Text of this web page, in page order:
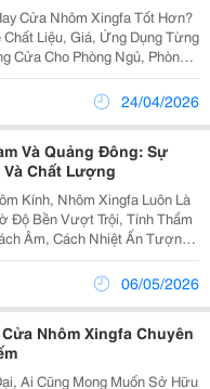
Cửa Nhôm Xingfa Tốt Hơn?
Liệu, Giá, Ứng Dụng Từng
Cửa Cho Phòng Ngủ, Phòng
Sai, Lãng Phí Tiền. Cửa
Nhôm Xingfa Đều Là24/04/2026
Và Quảng Đông: Sự
Và Chất Lượng
Kính, Nhôm Xingfa Luôn Là
Độ Bền Vượt Trội, Tính Thẩm
Âm, Cách Nhiệt Ấn Tượng.
Hai Dòng Sản Phẩm Phổ Biến
Nhôm Xingfa Việt Nam Và...
06/05/2026
Nhôm Xingfa Chuyên
Ai Cũng Mong Muốn Sở Hữu